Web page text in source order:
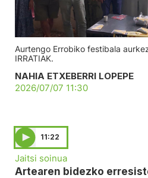
Aurtengo Errobiko festibala
IRRATIAK.
NAHIA ETXEBERRI LOPEPE
2026/07/07 11:30
11:22
Jaitsi soinua
Artearen bidezko